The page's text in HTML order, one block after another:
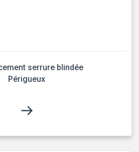
serrure blindée
Périgueux